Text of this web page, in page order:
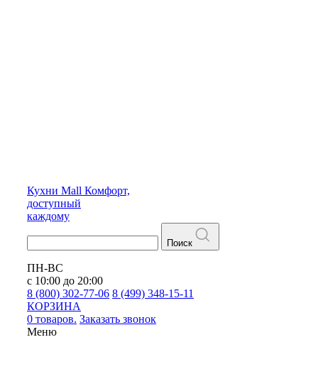
Кухни Mall Комфорт,
доступный
каждому
Поиск
ПН-ВС
с 10:00 до 20:00
8 (800) 302-77-06 8 (499) 348-15-11
КОРЗИНА
0 товаров. Заказать звонок
Меню